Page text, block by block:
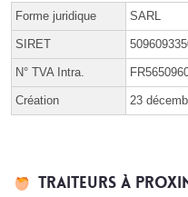
Forme juridique SARL
SIRET
N° TVA Intra.
Création 23
Traiteurs à